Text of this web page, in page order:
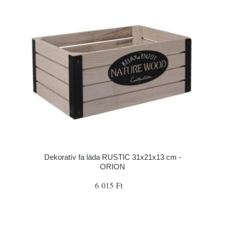
Dekoratív fa láda RUSTIC 31x21x13 cm -
ORION
6 015 Ft